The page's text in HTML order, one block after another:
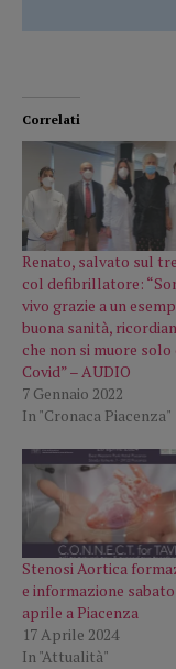
Correlati
Renato, salvato sul
col defibrillatore:
vivo grazie a un
buona sanità,
che non si muore solo
Covid” – AUDIO
7 Gennaio 2022
In "Cronaca Piacenza"
Stenosi Aortica
e informazione sabato
aprile a Piacenza
17 Aprile 2024
In "Attualità"